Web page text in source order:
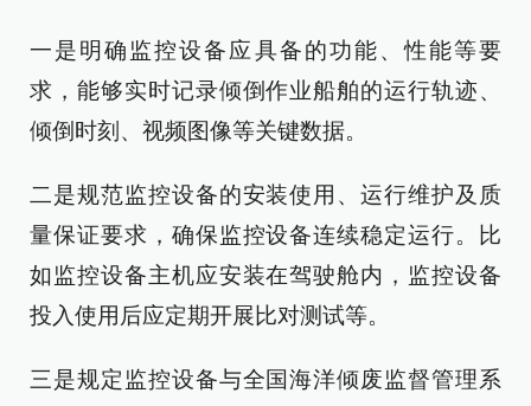
一是明确监控设备应具备的功能、性能等要
求，能够实时记录倾倒作业船舶的运行轨迹、
倾倒时刻、视频图像等关键数据。
二是规范监控设备的安装使用、运行维护及质
量保证要求，确保监控设备连续稳定运行。比
如监控设备主机应安装在驾驶舱内，监控设备
投入使用后应定期开展比对测试等。
三是规定监控设备与全国海洋倾废监督管理系